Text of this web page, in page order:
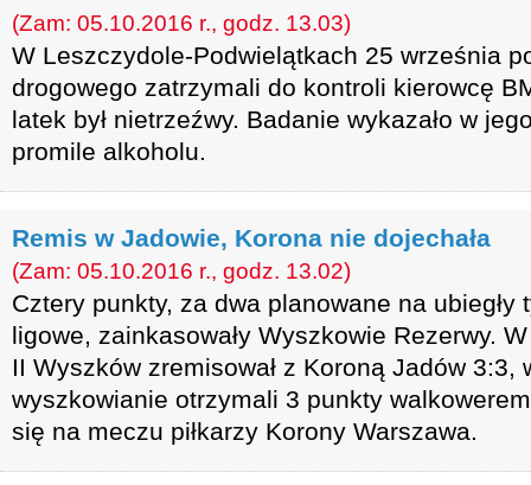
(Zam: 05.10.2016 r., godz. 13.03)
W Leszczydole-Podwielątkach 25 września
drogowego zatrzymali do kontroli kierowcę
latek był nietrzeźwy. Badanie wykazało w
promile alkoholu.
Remis w Jadowie, Korona nie dojechała
(Zam: 05.10.2016 r., godz. 13.02)
Cztery punkty, za dwa planowane na ubiegły
ligowe, zainkasowały Wyszkowie Rezerwy.
II Wyszków zremisował z Koroną Jadów 3:3,
wyszkowianie otrzymali 3 punkty
się na meczu piłkarzy Korony Warszawa.